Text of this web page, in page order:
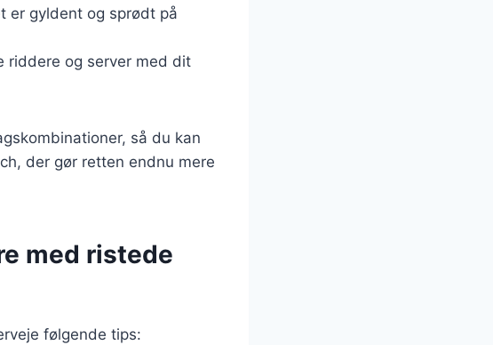
er gyldent og sprødt på
riddere og server med dit
så du kan
der gør retten endnu mere
med ristede
følgende tips: